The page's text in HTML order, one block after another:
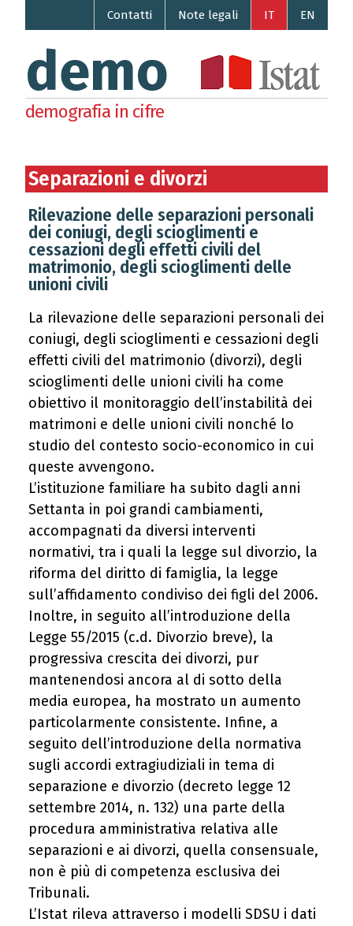
EN
IT
Note legali
Contatti
demo
demografia in cifre
Separazioni e divorzi
Rilevazione delle separazioni personali
dei coniugi, degli scioglimenti e
cessazioni degli effetti civili del
matrimonio, degli scioglimenti delle
unioni civili
La rilevazione delle separazioni personali dei
coniugi, degli scioglimenti e cessazioni degli
effetti civili del matrimonio (divorzi), degli
scioglimenti delle unioni civili ha come
obiettivo il monitoraggio dell’instabilità dei
matrimoni e delle unioni civili nonché lo
studio del contesto socio-economico in cui
queste avvengono.
L’istituzione familiare ha subito dagli anni
Settanta in poi grandi cambiamenti,
accompagnati da diversi interventi
normativi, tra i quali la legge sul divorzio, la
riforma del diritto di famiglia, la legge
sull’affidamento condiviso dei figli del 2006.
Inoltre, in seguito all’introduzione della
Legge 55/2015 (c.d. Divorzio breve), la
progressiva crescita dei divorzi, pur
mantenendosi ancora al di sotto della
media europea, ha mostrato un aumento
particolarmente consistente. Infine, a
seguito dell’introduzione della normativa
sugli accordi extragiudiziali in tema di
separazione e divorzio (decreto legge 12
settembre 2014, n. 132) una parte della
procedura amministrativa relativa alle
separazioni e ai divorzi, quella consensuale,
non è più di competenza esclusiva dei
Tribunali.
L’Istat rileva attraverso i modelli SDSU i dati